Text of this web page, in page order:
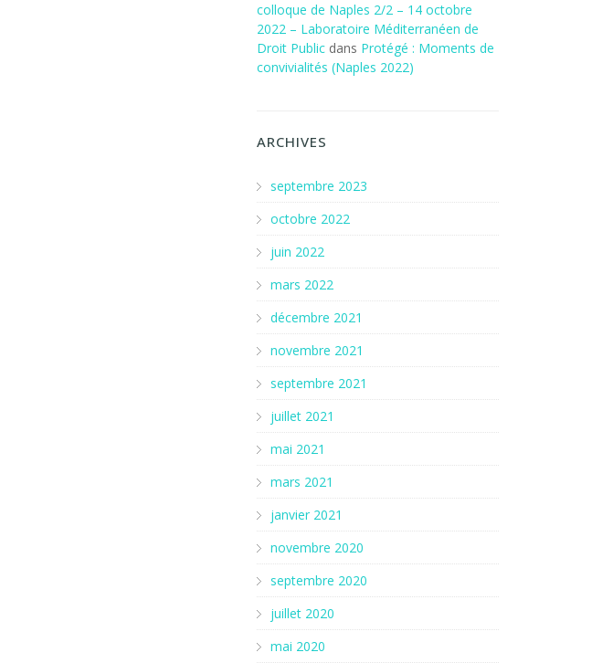
colloque de Naples 2/2 – 14 octobre
2022 – Laboratoire Méditerranéen de
Droit Public dans Protégé : Moments de
convivialités (Naples 2022)
ARCHIVES
septembre 2023
octobre 2022
juin 2022
mars 2022
décembre 2021
novembre 2021
septembre 2021
juillet 2021
mai 2021
mars 2021
janvier 2021
novembre 2020
septembre 2020
juillet 2020
mai 2020